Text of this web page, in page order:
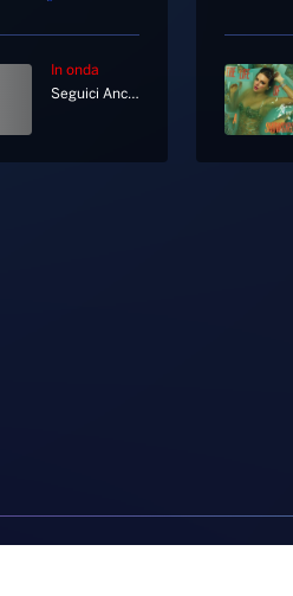
In onda
Seguici Anche In Diretta Tv Al Canale 11 E 730 Di Sky